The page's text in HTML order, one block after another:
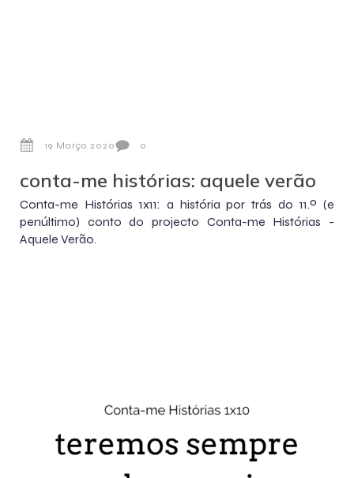
19 Março 2020 0
conta-me histórias: aquele verão
Conta-me Histórias 1x11: a história por trás do 11.º (e
penúltimo) conto do projecto Conta-me Histórias -
Aquele Verão.